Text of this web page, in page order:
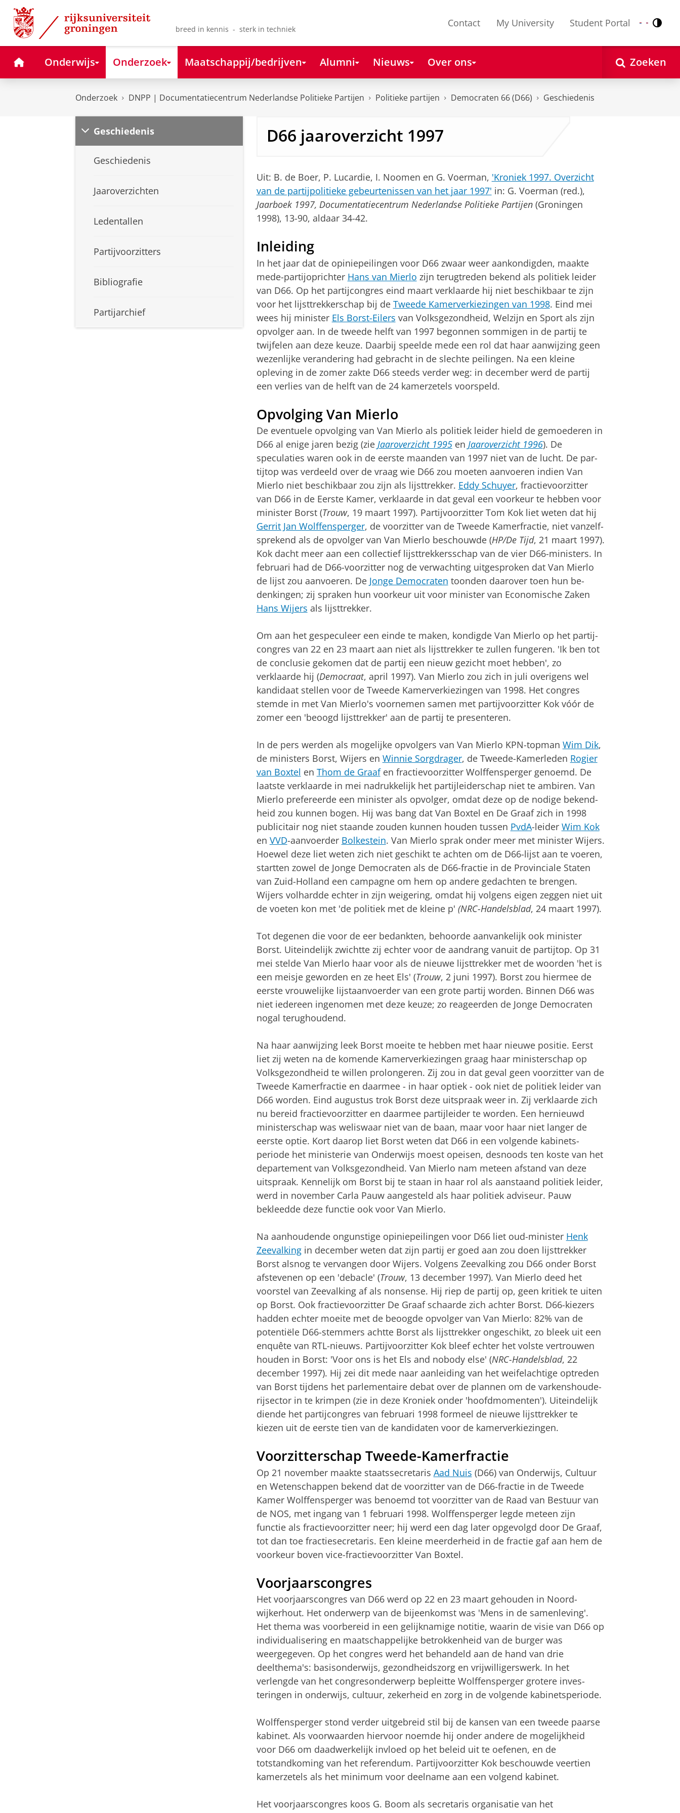
Skip
Content
Skip
Navigation
breed in kennis - sterk in techniek
Contact My University Student Portal Nederlands
English
HomeOnderwijs Onderzoek Maatschappij/bedrijven Alumni Nieuws Over ons Zoeken
Onderzoek DNPP | Documentatiecentrum Nederlandse Politieke Partijen Politieke partijen Democraten 66 (D66) Geschiedenis
Geschiedenis
Geschiedenis
Jaaroverzichten
Ledentallen
Partijvoorzitters
Bibliografie
Partijarchief
D66 jaaroverzicht 1997
Uit: B. de Boer, P. Lucardie, I. Noomen en G. Voer­man, 'Kroniek 1997. Overzicht
van de partijpolitieke gebeurte­nissen van het jaar 1997' in: G. Voerman (red.),
Jaarboek 1997, Documentatiecentrum Nederlandse Politieke Partijen (Groningen
1998), 13-90, aldaar 34-42.
Inleiding
In het jaar dat de opiniepeilingen voor D66 zwaar weer aankondig­den, maakte
mede-partijoprichter Hans van Mierlo zijn terugtre­den bekend als politiek leider
van D66. Op het partijcongres eind maart ver­klaarde hij niet beschikbaar te zijn
voor het lijsttrek­kerschap bij de Tweede Kamerver­kiezingen van 1998. Eind mei
wees hij minister Els Borst-Eilers van Volksgezondheid, Welzijn en Sport als zijn
opvolger aan. In de tweede helft van 1997 begonnen sommi­gen in de partij te
twij­felen aan deze keuze. Daarbij speelde mede een rol dat haar aan­wijzing geen
wezenlijke verande­ring had gebracht in de slechte peilin­gen. Na een kleine
opleving in de zomer zakte D66 steeds verder weg: in december werd de partij
een verlies van de helft van de 24 kamer­zetels voorspeld.
Opvolging Van Mierlo
De eventuele opvolging van Van Mierlo als politiek leider hield de gemoede­ren in
D66 al enige jaren bezig (zie Jaaroverzicht 1995en Jaaroverzicht 1996). De
speculaties waren ook in de eerste maanden van 1997 niet van de lucht. De par­
tijtop was ver­deeld over de vraag wie D66 zou moeten aanvoe­ren in­dien Van
Mierlo niet be­schikbaar zou zijn als lijst­trekker. Eddy Schuy­er, frac­tievoor­zitter
van D66 in de Eerste Kamer, verklaarde in dat geval een voor­keur te hebben voor
minister Borst (Trouw, 19 maart 1997). Partij­voor­zit­ter Tom Kok liet weten dat hij
Gerrit Jan Wol­ffensper­ger, de voorzitter van de Tweede Kamerfractie, niet van­zelf­­
spre­kend als de opvolger van Van Mierlo beschouw­de (HP/De Tijd, 21 maart 1997).
Kok dacht meer aan een collectief lijsttrekkers­schap van de vier D66-minis­ters. In
februari had de D66-voorzitter nog de verwach­ting uitge­sproken dat Van Mierlo
de lijst zou aanvoe­ren. De Jonge Demo­craten toonden daar­over toen hun be­
denkingen; zij spra­ken hun voorkeur uit voor minister van Economi­sche Zaken
Hans Wijers als lijsttrekker.
Om aan het gespeculeer een einde te maken, kondigde Van Mierlo op het partij­
con­gres van 22 en 23 maart aan niet als lijsttrekker te zullen fungeren. 'Ik ben tot
de conclusie gekomen dat de partij een nieuw ge­zicht moet hebben', zo
verklaarde hij (Democraat, april 1997). Van Mierlo zou zich in juli overigens wel
kandidaat stellen voor de Twee­de Kamer­verkiezingen van 1998. Het congres
stemde in met Van Mier­lo's voornemen samen met par­tij­voorzitter Kok vóór de
zomer een 'beoogd lijst­trekker' aan de partij te presenteren.
In de pers werden als mogelijke opvolgers van Van Mierlo KPN-top­man Wim Dik,
de ministers Borst, Wijers en Winnie Sorgdrager, de Twee­de-Kamerleden Rogier
van Boxtel en Thom de Graafen fractie­voor­zit­ter Wolffen­sper­ger genoemd. De
laatste verklaarde in mei na­drukke­lijk het partijleider­schap niet te ambi­ren. Van
Mierlo prefe­reerde een minister als opvolger, omdat deze op de nodige bekend­
heid zou kunnen bogen. Hij was bang dat Van Boxtel en De Graaf zich in 1998
publicitair nog niet staande zouden kunnen houden tussen PvdA-leider Wim Kok
en VVD-aanvoerder Bolkest­ein. Van Mierlo sprak onder meer met minis­ter Wij­ers.
Hoewel deze liet weten zich niet ge­schikt te achten om de D66-lijst aan te voeren,
startten zowel de Jonge Demo­craten als de D66-fractie in de Provinci­ale Staten
van Zuid-Holland een campagne om hem op andere gedachten te bren­gen.
Wijers vol­hard­de echter in zijn weige­ring, omdat hij volgens eigen zeggen niet uit
de voeten kon met 'de poli­tiek met de kleine p' (NRC-Handels­blad, 24 maart 1997).
Tot degenen die voor de eer bedankten, behoorde aanvan­kelijk ook minister
Borst. Uiteindelijk zwichtte zij echter voor de aandrang vanuit de partijtop. Op 31
mei stelde Van Mierlo haar voor als de nieuwe lijst­trekker met de woorden 'het is
een meisje gewor­den en ze heet Els' (Trouw, 2 juni 1997). Borst zou hiermee de
eerste vrouwe­lij­ke lijst­aanvoerder van een grote partij worden. Binnen D66 was
niet iedereen inge­nomen met deze keuze; zo reageerden de Jonge Demo­craten
nogal terug­hou­dend.
Na haar aanwijzing leek Borst moeite te hebben met haar nieuwe posi­tie. Eerst
liet zij weten na de komende Kamerverkiezingen graag haar minis­ter­schap op
Volksgezondheid te willen prolongeren. Zij zou in dat geval geen voor­zitter van de
Tweede Kamer­fractie en daarmee - in haar optiek - ook niet de politiek leider van
D66 wor­den. Eind augus­tus trok Borst deze uit­spraak weer in. Zij verklaar­de zich
nu bereid fractie­voorzit­ter en daarmee partij­leider te worden. Een her­nieuwd
ministerschap was welis­waar niet van de baan, maar voor haar niet langer de
eerste optie. Kort daarop liet Borst weten dat D66 in een volgende kabinets­
periode het ministe­rie van Onderwijs moest op­eisen, des­noods ten koste van het
departement van Volks­ge­zond­heid. Van Mierlo nam meteen afstand van deze
uitspra­ak. Kennelijk om Borst bij te staan in haar rol als aanstaand politiek leider,
werd in no­vember Carla Pauw aange­steld als haar politiek adviseur. Pauw
bekleedde deze functie ook voor Van Mierlo.
Na aanhoudende ongunstige opiniepeilingen voor D66 liet oud-minister Henk
Zeeval­kingin december weten dat zijn partij er goed aan zou doen lijst­trek­ker
Borst alsnog te vervangen door Wijers. Volgens Zee­val­king zou D66 onder Borst
afstevenen op een 'deba­cle' (Trouw, 13 december 1997). Van Mierlo deed het
voorstel van Zeeval­king af als nonsense. Hij riep de partij op, geen kri­tiek te uiten
op Borst. Ook fractie­voor­zitter De Graaf schaar­de zich achter Borst. D66-kiezers
had­den echter moeite met de beoogde opvolger van Van Mierlo: 82% van de
potentiële D66-stemmers achtte Borst als lijst­trekker onge­schikt, zo bleek uit een
enquête van RTL-nieuws. Par­tij­voorzitter Kok bleef echter het volste vertrou­wen
houden in Borst: 'Voor ons is het Els and nobody else' (NRC-Handelsblad, 22
decem­ber 1997). Hij zei dit mede naar aanleiding van het weifelachtige optreden
van Borst tijdens het parlementaire debat over de plannen om de varkenshoude­
rijsector in te krimpen (zie in deze Kroniek onder 'hoofdmomen­ten'). Uitein­delijk
dien­de het partijcongres van februari 1998 formeel de nieuwe lijsttrek­ker te
kiezen uit de eerste tien van de kandidaten voor de kamerverkiezingen.
Voorzitterschap Tweede-Kamerfractie
Op 21 november maakte staatssecretaris Aad Nuis (D66) van Onder­wijs, Cultuur
en Wetenschappen bekend dat de ­voorzitter van de D66-fractie in de Tweede
Kamer Wolffensperger was be­noemd tot voor­zitter van de Raad van Bestuur van
de NOS, met ingang van 1 februa­ri 1998. Wolffensperger legde meteen zijn
functie als fractie­voorzitter neer; hij werd een dag later opge­volgd door De Graaf,
tot dan toe frac­tiese­creta­ris. Een kleine meer­der­heid in de fractie gaf aan hem de
voorkeur boven vice-fractie­voorzit­ter Van Boxtel.
Voorjaarscongres
Het voorjaarscongres van D66 werd op 22 en 23 maart gehouden in Noord­
wijkerhout. Het onderwerp van de bijeenkomst was 'Mens in de sa­men­le­ving'.
Het thema was voorbereid in een gelijknamige notitie, waarin de visie van D66 op
individualisering en maatschappe­lijke betrokkenheid van de burger was
weergegeven. Op het congres werd het behandeld aan de hand van drie
deelthema's: basisonder­wijs, gezondheidszorg en vrijwilligerswerk. In het
verlengde van het con­gresonderwerp bepleitte Wolf­fensperger grotere inves­
teringen in onder­wijs, cul­tuur, zeker­heid en zorg in de volgende kabinetsperiode.
Wol­ffensperger stond verder uitgebreid stil bij de kansen van een tweede paarse
kabinet. Als voorwaar­den hiervoor noemde hij onder andere de mo­gelijkheid
voor D66 om daadwerkelijk invloed op het beleid uit te oefenen, en de
totstandkoming van het referen­dum. Par­tijvoorzitter Kok beschouwde veertien
kamerze­tels als het mini­mum voor deelname aan een volgend kabi­net.
Het voorjaarscongres koos G. Boom als secretaris organisa­tie van het